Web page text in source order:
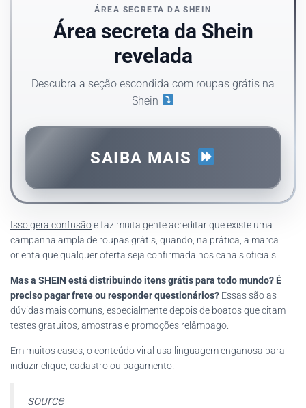
ÁREA SECRETA DA SHEIN
Área secreta da Shein
revelada
Descubra a seção escondida com roupas grátis na
Shein
SAIBA MAIS
Isso gera confusãoe faz muita gente acreditar que existe uma
campanha ampla de roupas grátis, quando, na prática, a marca
orienta que qualquer oferta seja confirmada nos canais oficiais.
Mas a SHEIN está distribuindo itens grátis para todo mundo? É
preciso pagar frete ou responder questionários? Essas são as
dúvidas mais comuns, especialmente depois de boatos que citam
testes gratuitos, amostras e promoções relâmpago.
Em muitos casos, o conteúdo viral usa linguagem enganosa para
induzir clique, cadastro ou pagamento.
source